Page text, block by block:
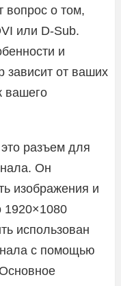
вопрос о том,
или D-Sub.
и
зависит от ваших
вашего
разъем для
Он
изображения и
1920×1080
использован
с помощью